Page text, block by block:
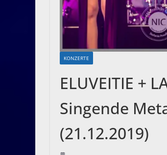
KONZERTE
ELUVEITIE +
Singende
(21.12.2019)